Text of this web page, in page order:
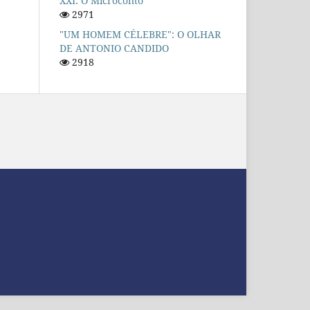
2971
"UM HOMEM CÉLEBRE": O OLHAR
DE ANTONIO CANDIDO
2918